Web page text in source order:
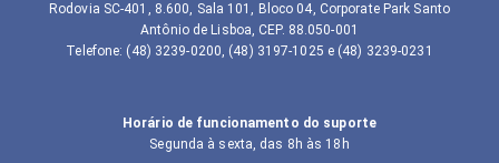
Rodovia SC-401, 8.600, Sala 101, Bloco 04, Corporate Park Santo
Antônio de Lisboa, CEP. 88.050-001
Telefone: (48) 3239-0200, (48) 3197-1025 e (48) 3239-0231
Horário de funcionamento do suporte
Segunda à sexta, das 8h às 18h